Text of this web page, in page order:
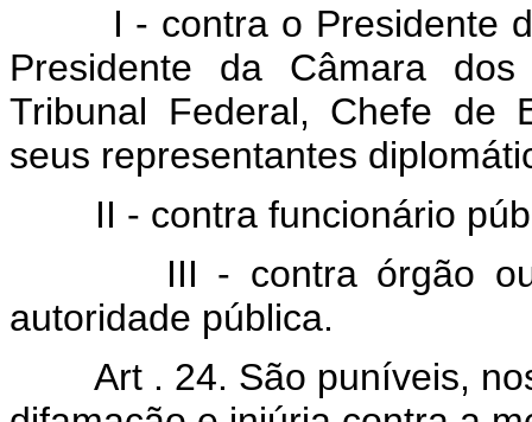
I - contra o Presidente da
Presidente da Câmara
Tribunal Federal, Chefe de
seus representantes
II - contra funcionário
III - contra órgão ou
autoridade pública.
Art . 24. São puníveis,